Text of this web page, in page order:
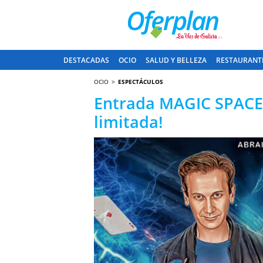
DESTACADAS OCIO SALUD Y BELLEZA
OCIO ESPECTÁCULOS
Entrada MAGIC
limitada!